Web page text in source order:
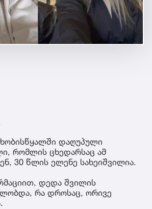
დაღუპული
რომლის ცხედარსაც ამ
30 წლის ელენე სახეიშვილია.
დედა შვილის
რა დროსაც, ორივე